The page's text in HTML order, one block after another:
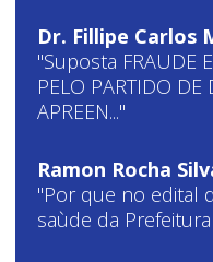
Dr. Fillipe Carlos
"Suposta FRAUDE
PELO PARTIDO
APREEN..."
Ramon Rocha
"Por que no edital
saùde da